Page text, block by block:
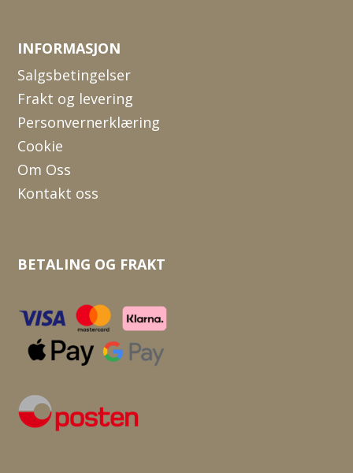
INFORMASJON
Salgsbetingelser
Frakt og levering
Personvernerklæring
Cookie
Om Oss
Kontakt oss
BETALING OG FRAKT